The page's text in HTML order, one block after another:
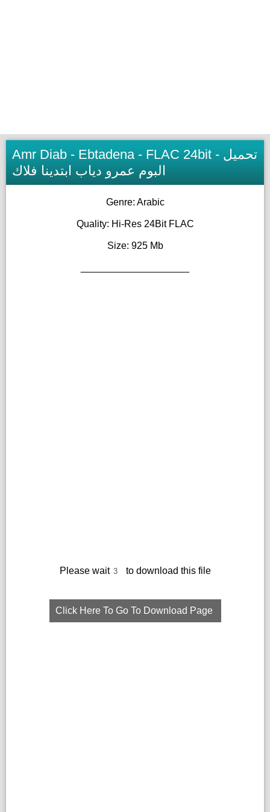
Amr Diab - Ebtadena - FLAC 24bit - تحميل
البوم عمرو دياب ابتدينا فلاك
Genre: Arabic
Quality: Hi-Res 24Bit FLAC
Size: 925 Mb
Please wait to download this file